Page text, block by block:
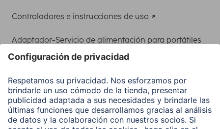
Controladores e instrucciones de uso
Adaptador-Servicio de alimentación para portátiles
Clientes online
Conviértete en distribuidor